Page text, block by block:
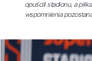
opuścili stadionu, a
wspomnienia